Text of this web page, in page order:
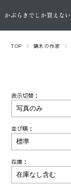
TOP 鏑木の作家
表示切替：
並び順：
在庫：